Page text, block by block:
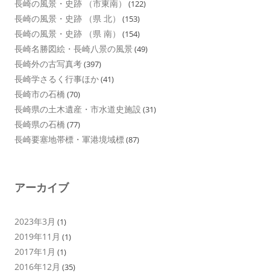
長崎の風景・史跡 （市東南） (122)
長崎の風景・史跡 （県 北） (153)
長崎の風景・史跡 （県 南） (154)
長崎名勝図絵・長崎八景の風景 (49)
長崎外の古写真考(397)
長崎学さるく行事ほか(41)
長崎市の石橋 (70)
長崎県の土木遺産・市水道史施設 (31)
長崎県の石橋 (77)
長崎要塞地帯標・軍港境域標(87)
アーカイブ
2023年3月 (1)
2019年11月 (1)
2017年1月 (1)
2016年12月 (35)